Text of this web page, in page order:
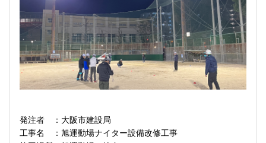
発注者 ：大阪市建設局
工事名 ：旭運動場ナイター設備改修工事